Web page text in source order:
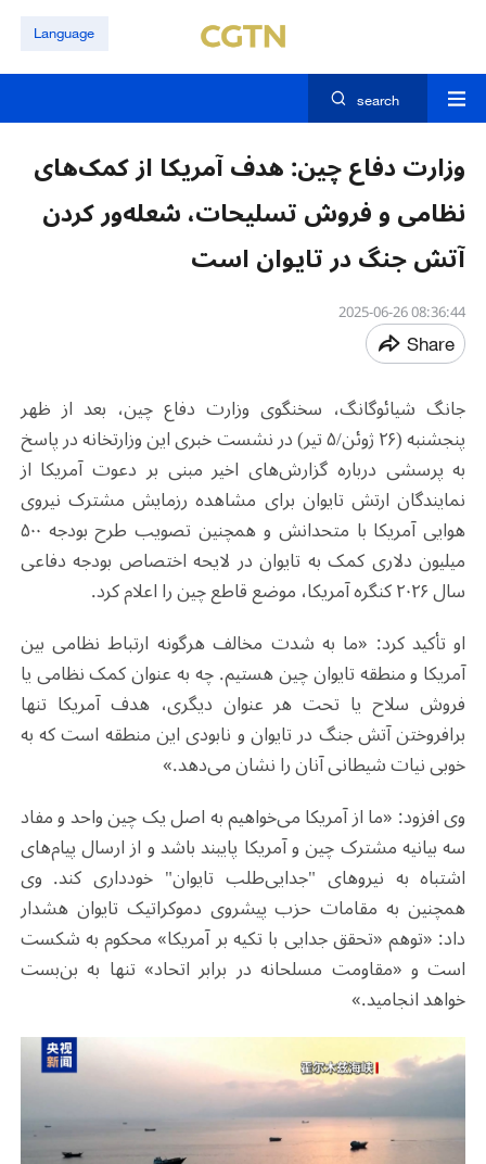
Language
search
وزارت دفاع چین: هدف آمریکا از کمک‌های
نظامی و فروش تسلیحات، شعله‌ور کردن
آتش جنگ در تایوان است
08:36:44 2025-06-26
Share
جانگ شیائوگانگ، سخنگوی وزارت دفاع چین، بعد از ظهر
پنجشنبه (۲۶ ژوئن/۵ تیر) در نشست خبری این وزارتخانه در پاسخ
به پرسشی درباره گزارش‌های اخیر مبنی بر دعوت آمریکا از
نمایندگان ارتش تایوان برای مشاهده رزمایش‌ مشترک نیروی
هوایی آمریکا با متحدانش و همچنین تصویب طرح بودجه ۵۰۰
میلیون دلاری کمک به تایوان در لایحه اختصاص بودجه دفاعی
سال ۲۰۲۶ کنگره آمریکا، موضع قاطع چین را اعلام کرد.
او تأکید کرد: «ما به شدت مخالف هرگونه ارتباط نظامی بین
آمریکا و منطقه تایوان چین هستیم. چه به عنوان کمک نظامی یا
فروش سلاح یا تحت هر عنوان دیگری، هدف آمریکا تنها
برافروختن آتش جنگ در تایوان و نابودی این منطقه است که به
خوبی نیات شیطانی آنان را نشان می‌دهد.»
وی افزود: «ما از آمریکا می‌خواهیم به اصل یک چین واحد و مفاد
سه بیانیه مشترک چین و آمریکا پایبند باشد و از ارسال پیام‌های
اشتباه به نیروهای "جدایی‌طلب تایوان" خودداری کند. وی
همچنین به مقامات حزب پیشروی دموکراتیک تایوان هشدار
داد: «توهم «تحقق جدایی با تکیه بر آمریکا» محکوم به شکست
است و «مقاومت مسلحانه در برابر اتحاد» تنها به بن‌بست
خواهد انجامید.»